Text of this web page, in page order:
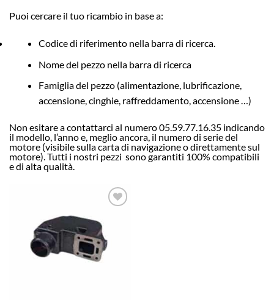
Puoi cercare il tuo ricambio in base a:
Codice di riferimento nella barra di ricerca.
Nome del pezzo nella barra di ricerca
Famiglia del pezzo (alimentazione, lubrificazione,
accensione, cinghie, raffreddamento, accensione …)
Non esitare a contattarci al numero 05.59.77.16.35 indicando
il modello, l’anno e, meglio ancora, il numero di serie del
motore (visibile sulla carta di navigazione o direttamente sul
motore). Tutti i nostri pezzi sono garantiti 100% compatibili
e di alta qualità.
AJOUTER
À LA
LISTE
D’ENVIES